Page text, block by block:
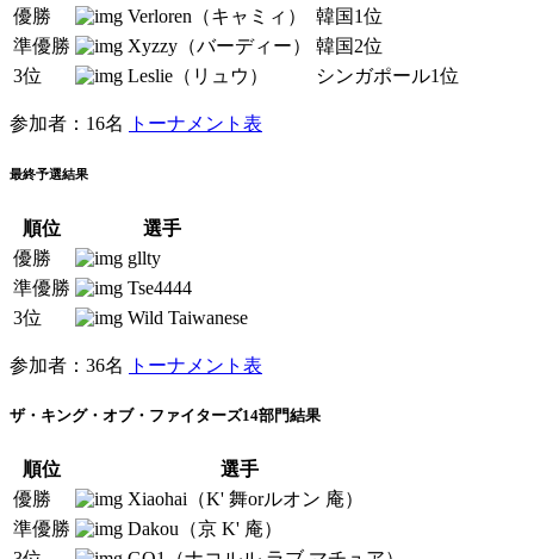
優勝
Verloren（キャミィ）
韓国1位
準優勝
Xyzzy（バーディー）
韓国2位
3位
Leslie（リュウ） シンガポール1位
参加者：16名 トーナメント表
最終予選結果
順位
選手
優勝
gllty
準優勝
Tse4444
3位
Wild Taiwanese
参加者：36名 トーナメント表
ザ・キング・オブ・ファイターズ14部門結果
順位
選手
優勝
Xiaohai（K' 舞orルオン 庵）
準優勝
Dakou（京 K' 庵）